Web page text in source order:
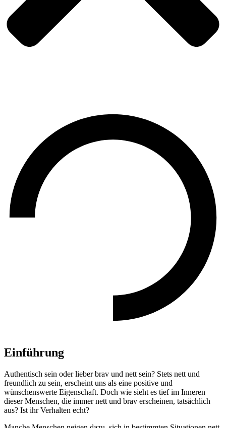
Einführung
Authentisch sein oder lieber brav und nett sein? Stets nett und
freundlich zu sein, erscheint uns als eine positive und
wünschenswerte Eigenschaft. Doch wie sieht es tief im Inneren
dieser Menschen, die immer nett und brav erscheinen, tatsächlich
aus? Ist ihr Verhalten echt?